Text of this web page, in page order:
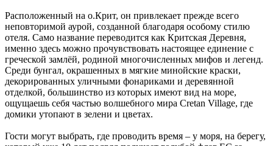
Расположенный на о.Крит, он привлекает прежде всего
неповторимой аурой, созданной благодаря особому стилю
отеля. Само название переводится как Критская Деревня,
именно здесь можно прочувствовать настоящее единение с
греческой замлёй, родиной многочисленных мифов и легенд.
Среди бунгал, окрашенных в мягкие минойские краски,
декорированных уличными фонариками и деревянной
отделкой, большинство из которых имеют вид на море,
ощущаешь себя частью волшебного мира Cretan Village, где
домики утопают в зелени и цветах.
Гости могут выбрать, где проводить время – у моря, на берегу,